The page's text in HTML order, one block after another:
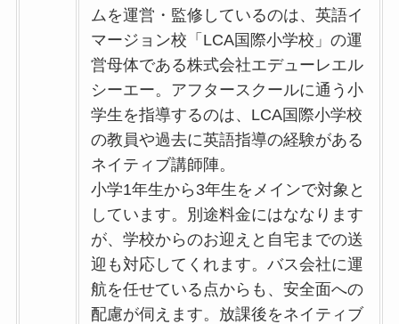
ムを運営・監修しているのは、英語イ
マージョン校「LCA国際小学校」の運
営母体である株式会社エデューレエル
シーエー。アフタースクールに通う小
学生を指導するのは、LCA国際小学校
の教員や過去に英語指導の経験がある
ネイティブ講師陣。
小学1年生から3年生をメインで対象と
しています。別途料金にはななります
が、学校からのお迎えと自宅までの送
迎も対応してくれます。バス会社に運
航を任せている点からも、安全面への
配慮が伺えます。放課後をネイティブ